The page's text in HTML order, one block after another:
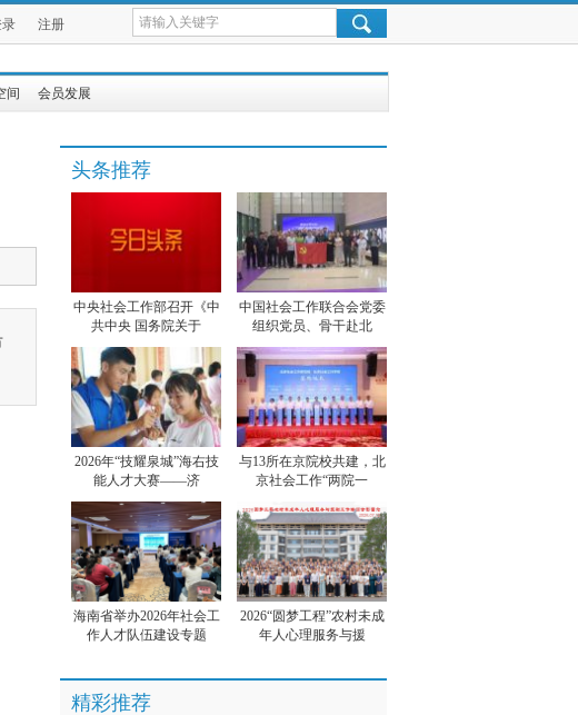
注册
间 会员发展
头条推荐
中央社会工作部召开《中
共中央 国务院关于
中国社会工作联合会党委
组织党员、骨干赴北
2026年“技耀泉城”海右技
能人才大赛——济
与13所在京院校共建，北
京社会工作“两院一
海南省举办2026年社会工
作人才队伍建设专题
2026“圆梦工程”农村未成
年人心理服务与援
精彩推荐